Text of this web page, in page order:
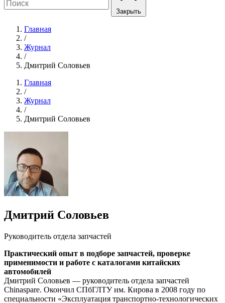
Закрыть
Главная
/
Журнал
/
Дмитрий Соловьев
Главная
/
Журнал
/
Дмитрий Соловьев
Дмитрий Соловьев
Руководитель отдела запчастей
Практический опыт в подборе запчастей, проверке
применимости и работе с каталогами китайских
автомобилей
Дмитрий Соловьев — руководитель отдела запчастей
Chinaspare. Окончил СПбГЛТУ им. Кирова в 2008 году по
специальности «Эксплуатация транспортно-технологических